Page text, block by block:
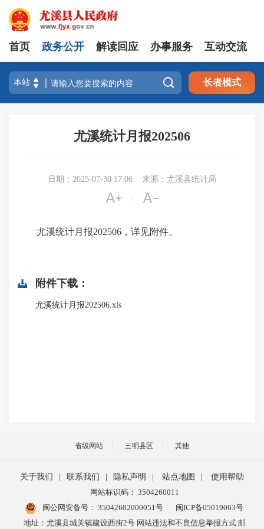
首页 政务公开 解读回应 办事服务 互动交流
 长者模式
尤溪统计月报202506
日期：2025-07-30 17:06 来源：尤溪县统计局
 
尤溪统计月报202506，详见附件。
附件下载：
尤溪统计月报202506.xls
省级网站 三明县区 其他
关于我们 联系我们 隐私声明 站点地图
使用帮助
网站标识码： 3504260011
闽公网安备号： 35042602000051号
闽ICP备05019063号
地址：尤溪县城关镇建设西街2号 网站违法和不良信息举报方式 邮